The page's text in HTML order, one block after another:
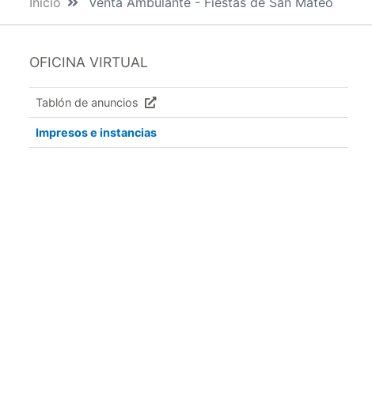
OFICINA VIRTUAL
Tablón de anuncios
Impresos e instancias